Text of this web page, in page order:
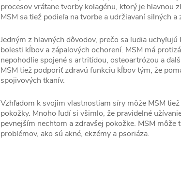
procesov vrátane tvorby kolagénu, ktorý je hlavnou
MSM sa tiež podieľa na tvorbe a udržiavaní silných
Jedným z hlavných dôvodov, prečo sa ľudia
bolesti kĺbov a zápalových ochorení. MSM má
nepohodlie spojené s artritídou, osteoartrózou a
MSM tiež podporiť zdravú funkciu kĺbov tým, že
spojivových tkanív.
Vzhľadom k svojim vlastnostiam síry môže MSM
pokožky. Mnoho ľudí si všimlo, že pravidelné
pevnejším nechtom a zdravšej pokožke. MSM
problémov, ako sú akné, ekzémy a psoriáza.